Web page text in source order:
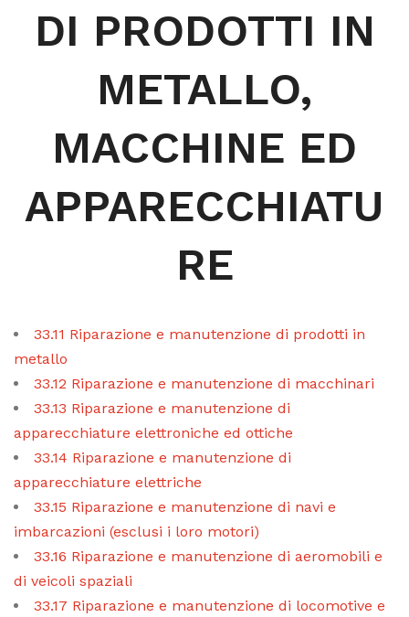
DI PRODOTTI IN
METALLO,
MACCHINE ED
APPARECCHIATU
RE
33.11 Riparazione e manutenzione di prodotti in
metallo
33.12 Riparazione e manutenzione di macchinari
33.13 Riparazione e manutenzione di
apparecchiature elettroniche ed ottiche
33.14 Riparazione e manutenzione di
apparecchiature elettriche
33.15 Riparazione e manutenzione di navi e
imbarcazioni (esclusi i loro motori)
33.16 Riparazione e manutenzione di aeromobili e
di veicoli spaziali
33.17 Riparazione e manutenzione di locomotive e